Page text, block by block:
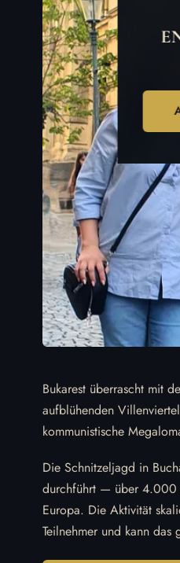
Bukarest überrascht mit
aufblühenden
kommunistische
Die Schnitzeljagd in
durchführt — über 4.000
Europa. Die Aktivität
Teilnehmer und kann das